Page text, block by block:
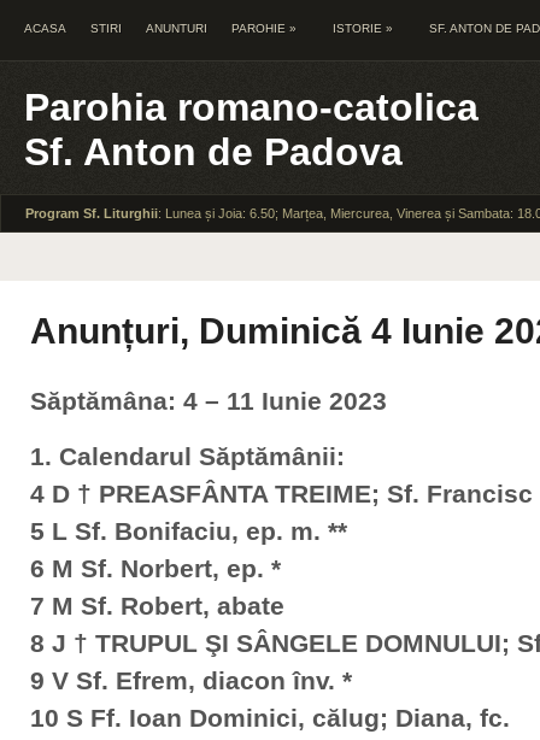
ACASA STIRI ANUNTURI PAROHIE » ISTORIE » SF. ANTON DE
Parohia romano-catolica
Sf. Anton de Padova
Program Sf. Liturghii: Lunea și Joia: 6.50; Marțea, Miercurea, Vinerea și Sambata:
Anunțuri, Duminică 4 Iunie
Săptămâna: 4 – 11 Iunie 2023
1. Calendarul Săptămânii:
4 D † PREASFÂNTA TREIME; Sf.
5 L Sf. Bonifaciu, ep. m. **
6 M Sf. Norbert, ep. *
7 M Sf. Robert, abate
8 J † TRUPUL ŞI SÂNGELE DOMNULUI;
9 V Sf. Efrem, diacon înv. *
10 S Ff. Ioan Dominici, călug; Diana, fc.